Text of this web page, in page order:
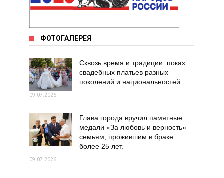
ФОТОГАЛЕРЕЯ
Сквозь время и традиции: показ
свадебных платьев разных
поколений и национальностей
09.07.2026
Глава города вручил памятные
медали «За любовь и верность»
семьям, прожившим в браке
более 25 лет.
09.07.2026